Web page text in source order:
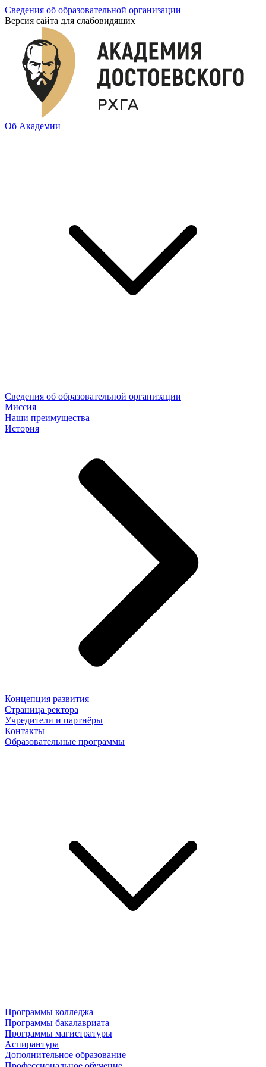
Сведения об образовательной организации
Версия сайта для слабовидящих
Об Академии
Сведения об образовательной организации
Миссия
Наши преимущества
История
Концепция развития
Страница ректора
Учредители и партнёры
Контакты
Образовательные программы
Программы колледжа
Программы бакалавриата
Программы магистратуры
Аспирантура
Дополнительное образование